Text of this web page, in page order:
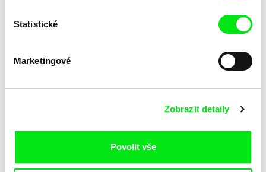
Statistické
Marketingové
Zobrazit detaily
Povolit vše
Lubomír Beneš